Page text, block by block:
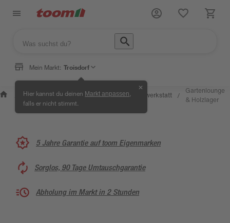
Mein Markt: Troisdorf
Hier kannst du deinen Markt anpassen
falls er nicht stimmt.
✕
Wissen &
Service
/
Selbermachen
& Ratgeber
/ Kreativwerkstatt /
Gartenlounge
& Holzlager
5 Jahre Garantie auf toom Eigenmarken
Sorglos, 90 Tage Umtauschgarantie
Abholung im Markt in 2 Stunden